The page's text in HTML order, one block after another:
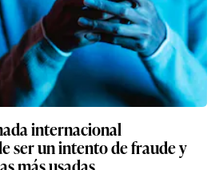
internacional
ser un intento de fraude y
más usadas